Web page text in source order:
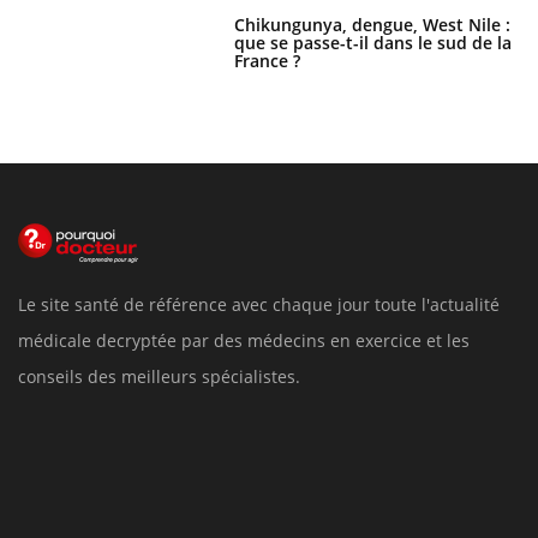
Chikungunya, dengue, West Nile :
que se passe-t-il dans le sud de la
France ?
Le site santé de référence avec chaque jour toute l'actualité
médicale decryptée par des médecins en exercice et les
conseils des meilleurs spécialistes.